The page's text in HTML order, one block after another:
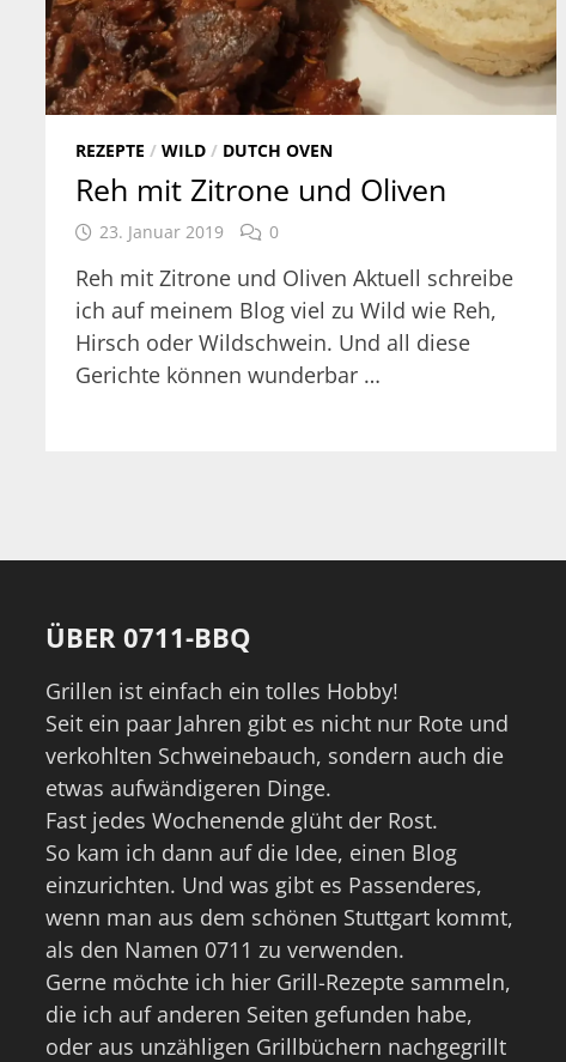
REZEPTE /WILD / DUTCH OVEN
Reh mit Zitrone und Oliven
23. Januar 2019 0
Reh mit Zitrone und Oliven Aktuell schreibe
ich auf meinem Blog viel zu Wild wie Reh,
Hirsch oder Wildschwein. Und all diese
Gerichte können wunderbar …
ÜBER 0711-BBQ
Grillen ist einfach ein tolles Hobby!
Seit ein paar Jahren gibt es nicht nur Rote und
verkohlten Schweinebauch, sondern auch die
etwas aufwändigeren Dinge.
Fast jedes Wochenende glüht der Rost.
So kam ich dann auf die Idee, einen Blog
einzurichten. Und was gibt es Passenderes,
wenn man aus dem schönen Stuttgart kommt,
als den Namen 0711 zu verwenden.
Gerne möchte ich hier Grill-Rezepte sammeln,
die ich auf anderen Seiten gefunden habe,
oder aus unzähligen Grillbüchern nachgegrillt